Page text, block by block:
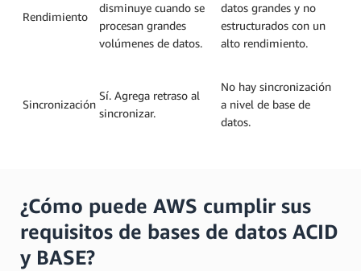
Rendimiento
disminuye cuando se
procesan grandes
volúmenes de datos.
datos grandes y no
estructurados con un
alto rendimiento.
Sincronización
Sí. Agrega retraso al
sincronizar.
No hay sincronización
a nivel de base de
datos.
¿Cómo puede AWS cumplir sus
requisitos de bases de datos ACID
y BASE?